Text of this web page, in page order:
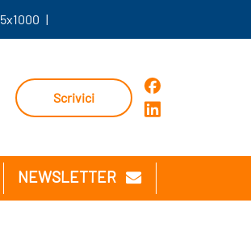
5x1000 |
Scrivici
NEWSLETTER